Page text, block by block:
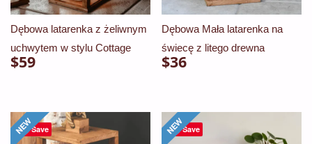
Dębowa latarenka z żeliwnym
uchwytem w stylu Cottage
$59
Dębowa Mała latarenka na
świecę z litego drewna
$36
Save Save